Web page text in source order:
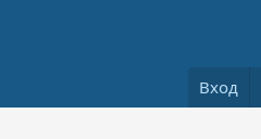
Вход